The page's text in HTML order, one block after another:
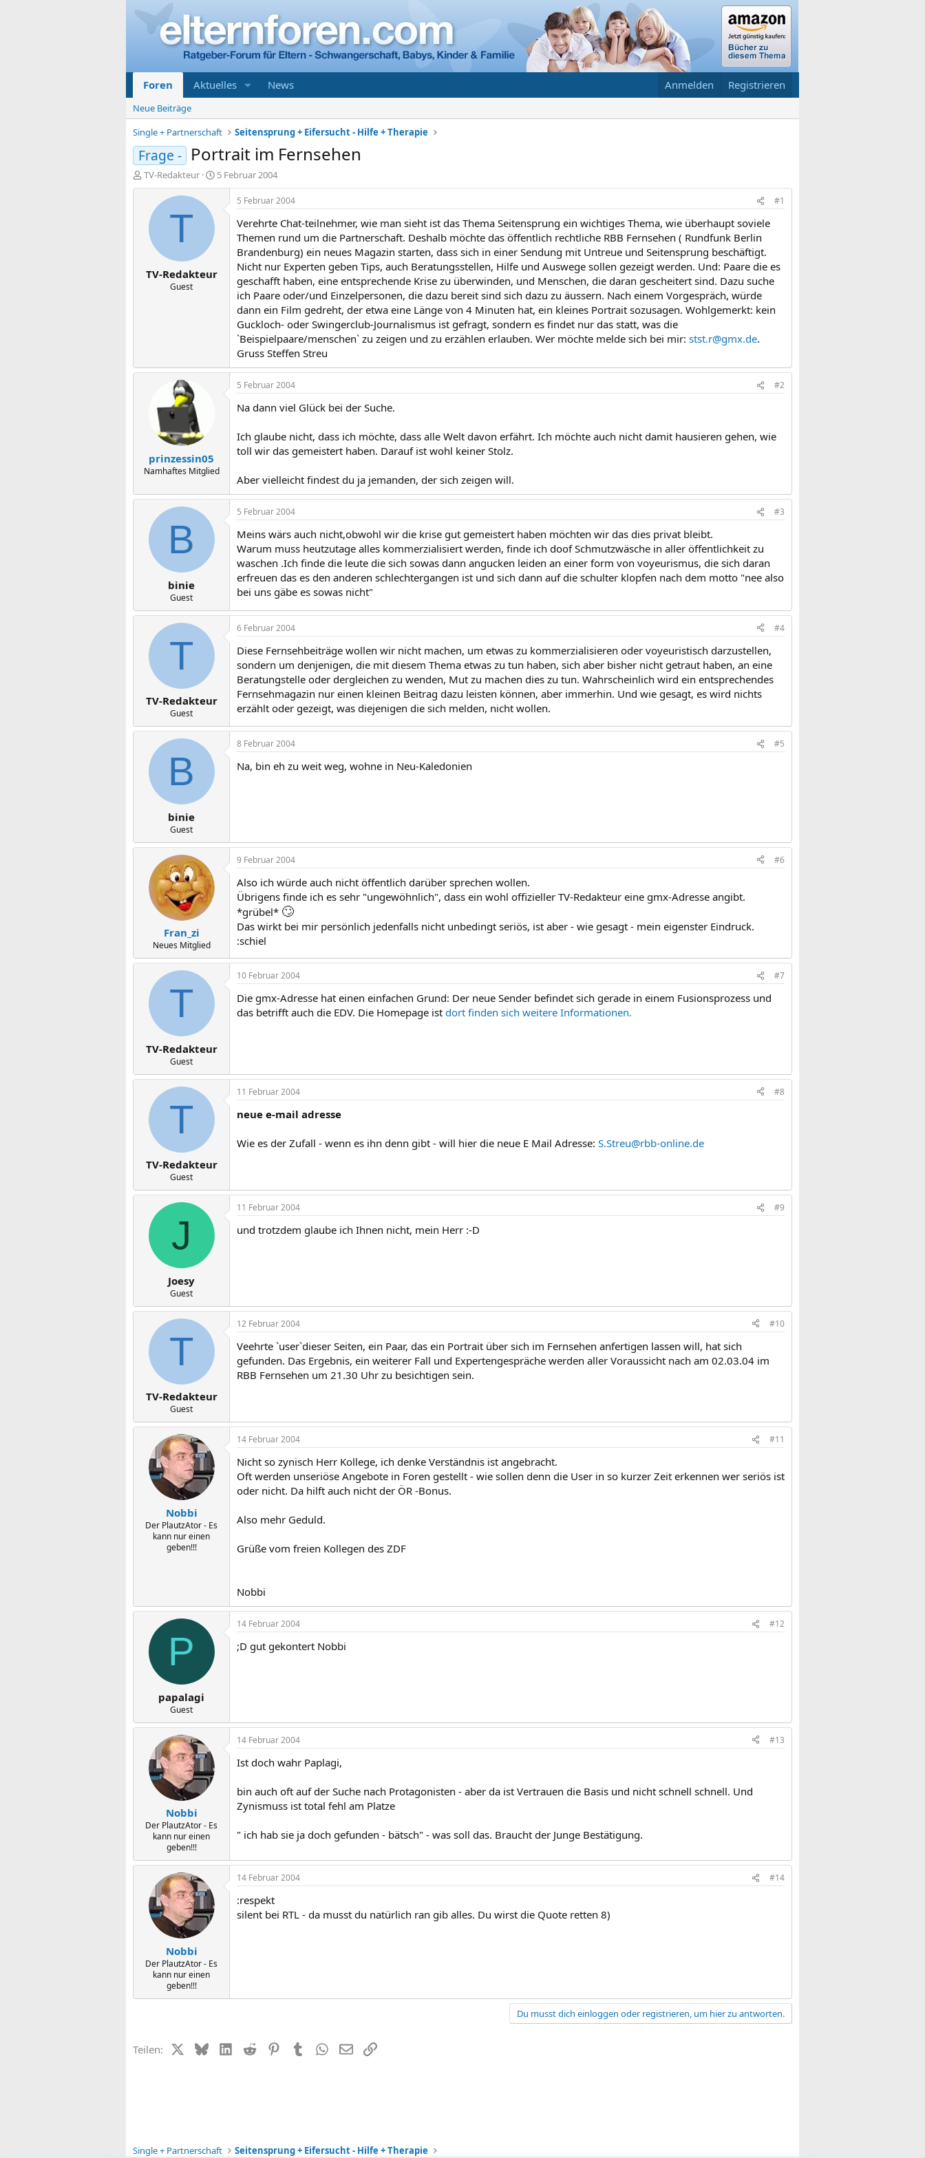
Foren Aktuelles News Anmelden Registrieren
Neue Beiträge
Single + Partnerschaft
Seitensprung + Eifersucht - Hilfe + Therapie
Frage - Portrait im Fernsehen
E
r
r
TV-Redakteur
E
r
a
5 Februar 2004
T
TV-Redakteur
Guest
5 Februar 2004 #1
Verehrte Chat-teilnehmer, wie man sieht ist das Thema Seitensprung ein wichtiges Thema, wie überhaupt soviele
Themen rund um die Partnerschaft. Deshalb möchte das öffentlich rechtliche RBB Fernsehen ( Rundfunk Berlin
Brandenburg) ein neues Magazin starten, dass sich in einer Sendung mit Untreue und Seitensprung beschäftigt.
Nicht nur Experten geben Tips, auch Beratungsstellen, Hilfe und Auswege sollen gezeigt werden. Und: Paare die es
geschafft haben, eine entsprechende Krise zu überwinden, und Menschen, die daran gescheitert sind. Dazu suche
ich Paare oder/und Einzelpersonen, die dazu bereit sind sich dazu zu äussern. Nach einem Vorgespräch, würde
dann ein Film gedreht, der etwa eine Länge von 4 Minuten hat, ein kleines Portrait sozusagen. Wohlgemerkt: kein
Guckloch- oder Swingerclub-Journalismus ist gefragt, sondern es findet nur das statt, was die
`Beispielpaare/menschen` zu zeigen und zu erzählen erlauben. Wer möchte melde sich bei mir: stst.r@gmx.de.
Gruss Steffen Streu
prinzessin05
Namhaftes Mitglied
5 Februar 2004 #2
Na dann viel Glück bei der Suche.
Ich glaube nicht, dass ich möchte, dass alle Welt davon erfährt. Ich möchte auch nicht damit hausieren gehen, wie
toll wir das gemeistert haben. Darauf ist wohl keiner Stolz.
Aber vielleicht findest du ja jemanden, der sich zeigen will.
B
binie
Guest
5 Februar 2004 #3
Meins wärs auch nicht,obwohl wir die krise gut gemeistert haben möchten wir das dies privat bleibt.
Warum muss heutzutage alles kommerzialisiert werden, finde ich doof Schmutzwäsche in aller öffentlichkeit zu
waschen .Ich finde die leute die sich sowas dann angucken leiden an einer form von voyeurismus, die sich daran
erfreuen das es den anderen schlechtergangen ist und sich dann auf die schulter klopfen nach dem motto "nee also
bei uns gäbe es sowas nicht"
T
TV-Redakteur
Guest
6 Februar 2004 #4
Diese Fernsehbeiträge wollen wir nicht machen, um etwas zu kommerzialisieren oder voyeuristisch darzustellen,
sondern um denjenigen, die mit diesem Thema etwas zu tun haben, sich aber bisher nicht getraut haben, an eine
Beratungstelle oder dergleichen zu wenden, Mut zu machen dies zu tun. Wahrscheinlich wird ein entsprechendes
Fernsehmagazin nur einen kleinen Beitrag dazu leisten können, aber immerhin. Und wie gesagt, es wird nichts
erzählt oder gezeigt, was diejenigen die sich melden, nicht wollen.
B
binie
Guest
8 Februar 2004 #5
Na, bin eh zu weit weg, wohne in Neu-Kaledonien
Fran_zi
Neues Mitglied
9 Februar 2004 #6
Also ich würde auch nicht öffentlich darüber sprechen wollen.
Übrigens finde ich es sehr "ungewöhnlich", dass ein wohl offizieller TV-Redakteur eine gmx-Adresse angibt.
*grübel* 🙄
Das wirkt bei mir persönlich jedenfalls nicht unbedingt seriös, ist aber - wie gesagt - mein eigenster Eindruck.
:schiel
T
TV-Redakteur
Guest
10 Februar 2004 #7
Die gmx-Adresse hat einen einfachen Grund: Der neue Sender befindet sich gerade in einem Fusionsprozess und
das betrifft auch die EDV. Die Homepage ist dort finden sich weitere Informationen.
T
TV-Redakteur
Guest
11 Februar 2004 #8
neue e-mail adresse
Wie es der Zufall - wenn es ihn denn gibt - will hier die neue E Mail Adresse: S.Streu@rbb-online.de
J
Joesy
Guest
11 Februar 2004 #9
und trotzdem glaube ich Ihnen nicht, mein Herr :-D
T
TV-Redakteur
Guest
12 Februar 2004 #10
Veehrte `user`dieser Seiten, ein Paar, das ein Portrait über sich im Fernsehen anfertigen lassen will, hat sich
gefunden. Das Ergebnis, ein weiterer Fall und Expertengespräche werden aller Voraussicht nach am 02.03.04 im
RBB Fernsehen um 21.30 Uhr zu besichtigen sein.
Nobbi
Der PlautzAtor - Es
kann nur einen
geben!!!
14 Februar 2004 #11
Nicht so zynisch Herr Kollege, ich denke Verständnis ist angebracht.
Oft werden unseriöse Angebote in Foren gestellt - wie sollen denn die User in so kurzer Zeit erkennen wer seriös ist
oder nicht. Da hilft auch nicht der ÖR -Bonus.
Also mehr Geduld.
Grüße vom freien Kollegen des ZDF
Nobbi
P
papalagi
Guest
14 Februar 2004 #12
;D gut gekontert Nobbi
Nobbi
Der PlautzAtor - Es
kann nur einen
geben!!!
14 Februar 2004 #13
Ist doch wahr Paplagi,
bin auch oft auf der Suche nach Protagonisten - aber da ist Vertrauen die Basis und nicht schnell schnell. Und
Zynismuss ist total fehl am Platze
" ich hab sie ja doch gefunden - bätsch" - was soll das. Braucht der Junge Bestätigung.
Nobbi
Der PlautzAtor - Es
kann nur einen
geben!!!
14 Februar 2004 #14
:respekt
silent bei RTL - da musst du natürlich ran gib alles. Du wirst die Quote retten 8)
Du musst dich einloggen oder registrieren, um hier zu antworten.
Teilen: X (Twitter)
BlueskyLinkedIn
Reddit PinterestTumblrWhatsApp
E-MailLink
Single + Partnerschaft Seitensprung + Eifersucht - Hilfe + Therapie